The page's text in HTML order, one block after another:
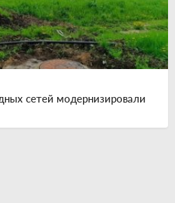
сетей модернизировали